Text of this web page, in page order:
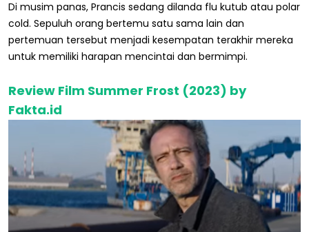
Di musim panas, Prancis sedang dilanda flu kutub atau polar
cold. Sepuluh orang bertemu satu sama lain dan
pertemuan tersebut menjadi kesempatan terakhir mereka
untuk memiliki harapan mencintai dan bermimpi.
Review Film Summer Frost (2023) by
Fakta.id